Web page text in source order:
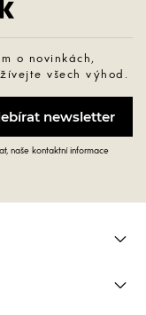
o novinkách,
všech výhod.
naše kontaktní informace

